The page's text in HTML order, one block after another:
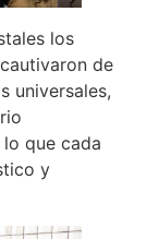
los
de
universales,
que cada
y